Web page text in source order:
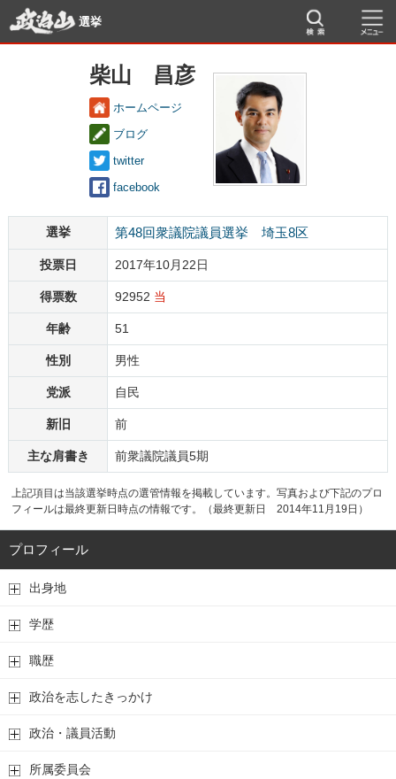
選挙
柴山 昌彦
ホームページ
ブログ
twitter
facebook
選挙 第48回衆議院議員選挙 埼玉8区
投票日 2017年10月22日
得票数 92952 当
年齢 51
性別 男性
党派 自民
新旧 前
主な肩書き 前衆議院議員5期
上記項目は当該選挙時点の選管情報を掲載しています。写真および下記のプロ
フィールは最終更新日時点の情報です。（最終更新日 2014年11月19日）
プロフィール
出身地
学歴
職歴
政治を志したきっかけ
政治・議員活動
所属委員会